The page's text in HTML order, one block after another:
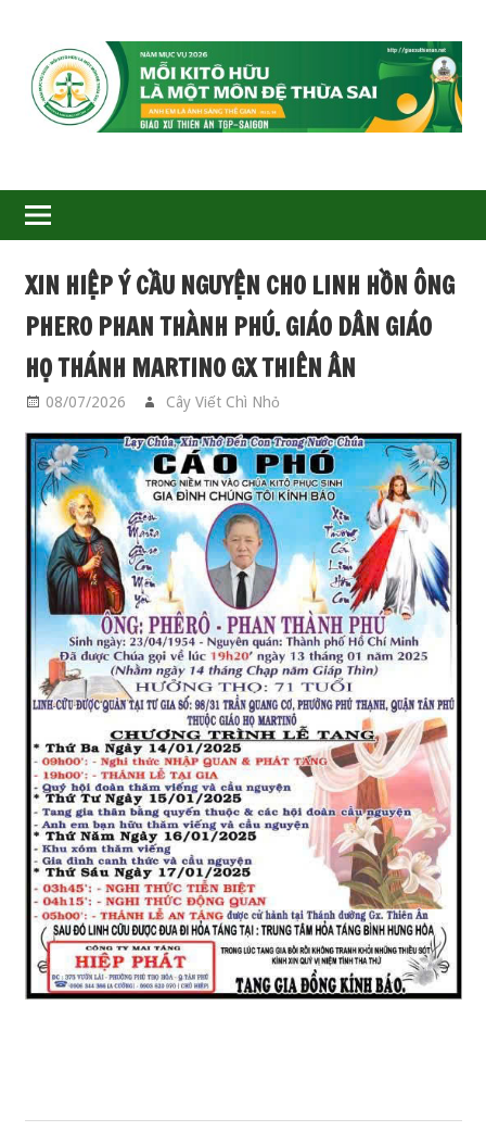
GIÁO
XỨ
THIÊN
ÂN-
TGP
SAIGON
XIN HIỆP Ý CẦU NGUYỆN CHO LINH HỒN ÔNG
PHERO PHAN THÀNH PHÚ. GIÁO DÂN GIÁO
HỌ THÁNH MARTINO GX THIÊN ÂN
08/07/2026 Cây Viết Chì Nhỏ